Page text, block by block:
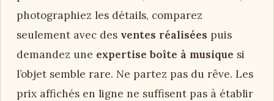
photographiez les détails, comparez
seulement avec des ventes réalisées puis
demandez une expertise boîte à musique si
l’objet semble rare. Ne partez pas du rêve. Les
prix affichés en ligne ne suffisent pas à établir